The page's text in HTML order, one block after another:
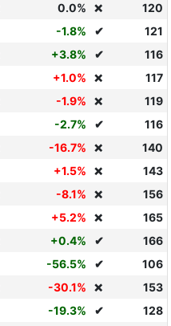
0.0% ❌
120
-1.8% ✔
121
+3.8% ✔
116
+1.0% ❌
117
-1.9% ❌
119
-2.7% ✔
116
-16.7% ❌
140
+1.5% ❌
143
-8.1% ❌
156
+5.2% ❌
165
+0.4% ✔
166
-56.5% ✔
106
-30.1% ❌
153
-19.3% ✔
128